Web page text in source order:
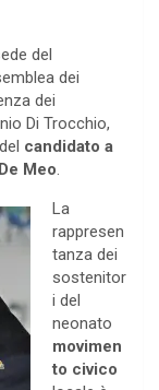
del
dei
dei
Di Trocchio,
candidato a
Meo.
La
rappresen
tanza dei
sostenitor
i del
neonato
movimen
to civico